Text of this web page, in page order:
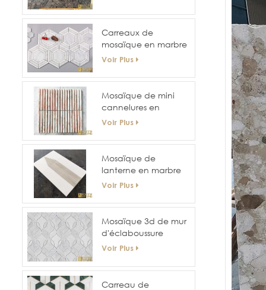
Carreaux de
mosaïque en marbre
plats en forme de nid
hexagonale pour
mur et sol d'hôtel
Voir Plus
Mosaïque de mini
cannelures en
marbre courbe
Voir Plus
Mosaïque de
lanterne en marbre
blanc est
Voir Plus
Mosaïque 3d de mur
d'éclaboussure
arrière de
irrégulière
Voir Plus
Carreau de